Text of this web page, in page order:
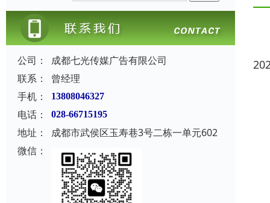
公司：
成都七光传媒广告有限公司
联系：
曾经理
手机：
13808046327
电话： 028-66715195
地址：
成都市武侯区玉寿巷3号二栋一单元602
微信：